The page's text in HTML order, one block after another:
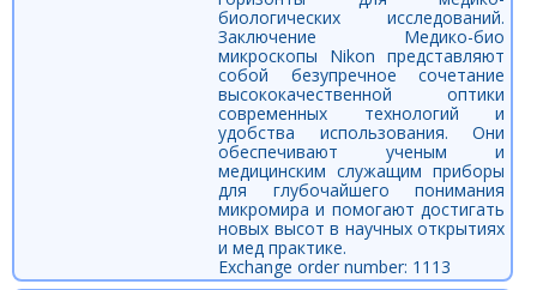
биологических исследований.
Заключение Медико-био
микроскопы Nikon представляют
собой безупречное сочетание
высококачественной оптики
современных технологий и
удобства использования. Они
обеспечивают ученым и
медицинским служащим приборы
для глубочайшего понимания
микромира и помогают достигать
новых высот в научных открытиях
и мед практике.
Exchange order number: 1113